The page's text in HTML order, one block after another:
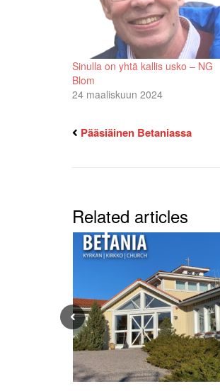
Sinulla on yhtä kallis usko – NG
Blom
24 maaliskuun 2024
Pääsiäinen Betaniassa
Related articles